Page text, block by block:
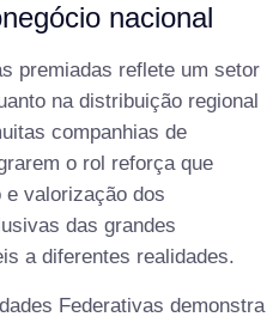
nacional
premiadas reflete um setor
na distribuição regional
companhias de
o rol reforça que
valorização dos
das grandes
a diferentes realidades.
Federativas demonstra